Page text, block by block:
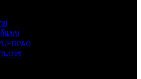
ย
แบบ
นบวช